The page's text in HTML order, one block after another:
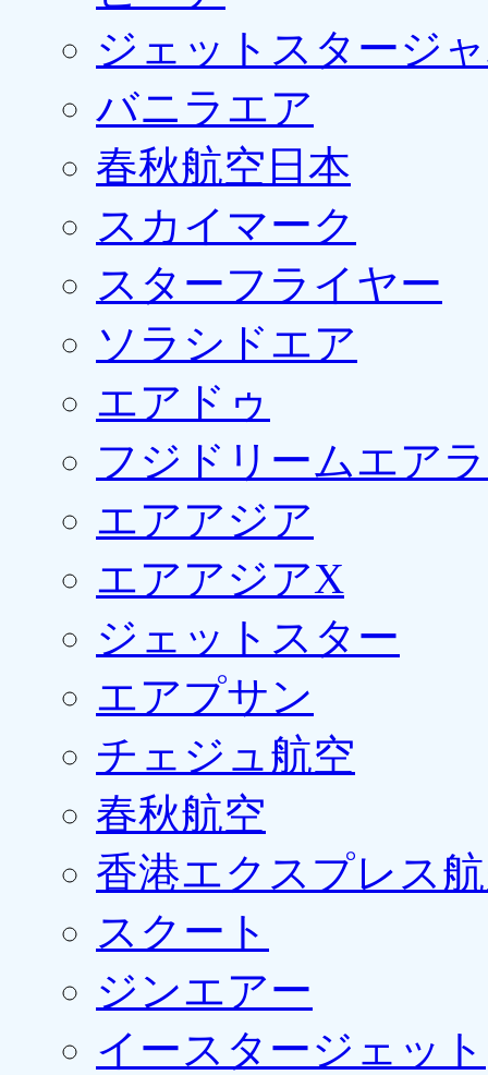
ジェットスタージ
バニラエア
春秋航空日本
スカイマーク
スターフライヤー
ソラシドエア
エアドゥ
フジドリームエア
エアアジア
エアアジアX
ジェットスター
エアプサン
チェジュ航空
春秋航空
香港エクスプレス
スクート
ジンエアー
イースタージェット